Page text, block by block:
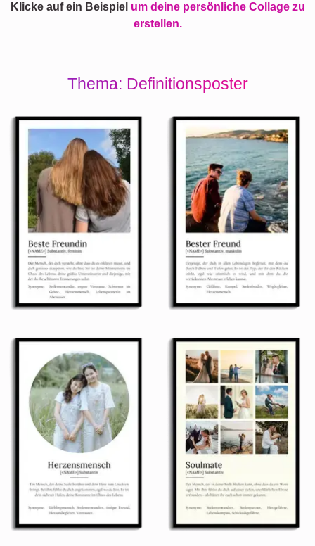
Klicke auf ein Beispiel um deine persönliche Collage zu
erstellen.
Thema: Definitionsposter